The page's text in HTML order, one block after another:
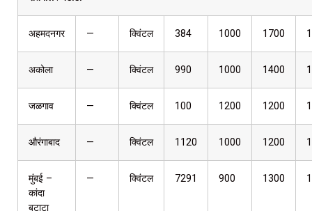
अहमदनगर — क्विंटल 384 1000 1700
अकोला — क्विंटल 990 1000 1400
जळगाव — क्विंटल 100 1200 1200
औरंगाबाद — क्विंटल 1120 1000 1200
मुंबई –
कांदा
बटाटा
— क्विंटल 7291 900 1300